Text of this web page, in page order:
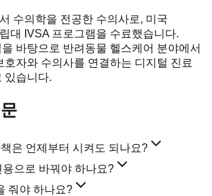
수의학을 전공한 수의사로, 미국
대 IVSA 프로그램을 수료했습니다.
바탕으로 반려동물 헬스케어 분야에서
호자와 수의사를 연결하는 디지털 진료
있습니다.
은 언제부터 시켜도 되나요?
으로 바꿔야 하나요?
줘야 하나요?